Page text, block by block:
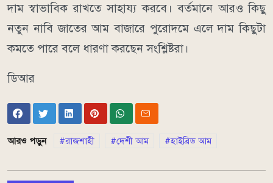
দাম স্বাভাবিক রাখতে সাহায্য করবে। বর্তমানে আরও কিছু
নতুন নাবি জাতের আম বাজারে পুরোদমে এলে দাম কিছুটা
কমতে পারে বলে ধারণা করছেন সংশ্লিষ্টরা।
ডিআর
আরও পড়ুন রাজশাহী দেশী আম হাইব্রিড আম